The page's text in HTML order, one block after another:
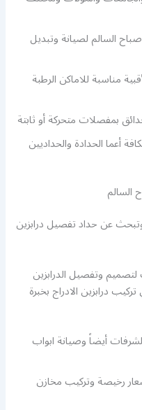
السالم لصيانة وتبديل
مناسبة للاماكن الرطبة
بمفصلات متحركة أو ثابتة
أعما الحدادة والحداديين
عن حداد تفصيل درابزين
وتفصيل الدرابزين
درابزين الادراج بخبرة
أيضاً وصيانة ابواب
رخيصة وتركيب مخازن